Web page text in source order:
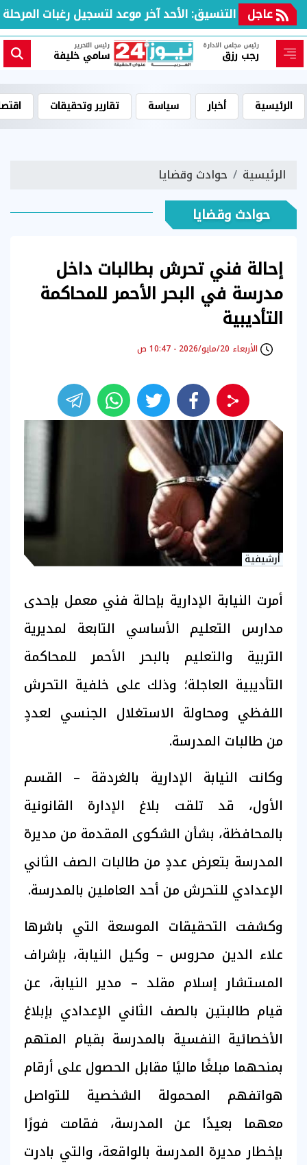
عاجل
مكتب التنسيق: الأحد آخر موعد لتسجيل رغبات المرحلة
رئيس مجلس الادارة
رجب رزق
رئيس التحرير
سامي خليفة
الرئيسية أخبار سياسة تقارير وتحقيقات
الرئيسية حوادث وقضايا
حوادث وقضايا
إحالة فني تحرش بطالبات داخل
مدرسة في البحر الأحمر للمحاكمة
التأديبية
الأربعاء 20/مايو/2026 - 10:47 ص
أرشيفية
أمرت النيابة الإدارية بإحالة فني معمل بإحدى
مدارس التعليم الأساسي التابعة لمديرية
التربية والتعليم بالبحر الأحمر للمحاكمة
التأديبية العاجلة؛ وذلك على خلفية التحرش
اللفظي ومحاولة الاستغلال الجنسي لعددٍ
من طالبات المدرسة.
وكانت النيابة الإدارية بالغردقة – القسم
الأول، قد تلقت بلاغ الإدارة القانونية
بالمحافظة، بشأن الشكوى المقدمة من مديرة
المدرسة بتعرض عددٍ من طالبات الصف الثاني
الإعدادي للتحرش من أحد العاملين بالمدرسة.
وكشفت التحقيقات الموسعة التي باشرها
علاء الدين محروس – وكيل النيابة، بإشراف
المستشار إسلام مقلد – مدير النيابة، عن
قيام طالبتين بالصف الثاني الإعدادي بإبلاغ
الأخصائية النفسية بالمدرسة بقيام المتهم
بمنحهما مبلغًا ماليًا مقابل الحصول على أرقام
هواتفهم المحمولة الشخصية للتواصل
معهما بعيدًا عن المدرسة، فقامت فورًا
بإخطار مديرة المدرسة بالواقعة، والتي بادرت